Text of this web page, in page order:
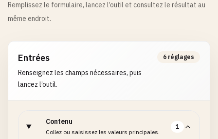
Remplissez le formulaire, lancez l’outil et consultez le résultat au
même endroit.
Entrées
Renseignez les champs nécessaires, puis
lancez l’outil.
6 réglages
Contenu
Collez ou saisissez les valeurs principales.
1